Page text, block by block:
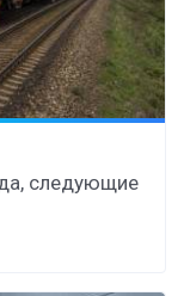
следующие